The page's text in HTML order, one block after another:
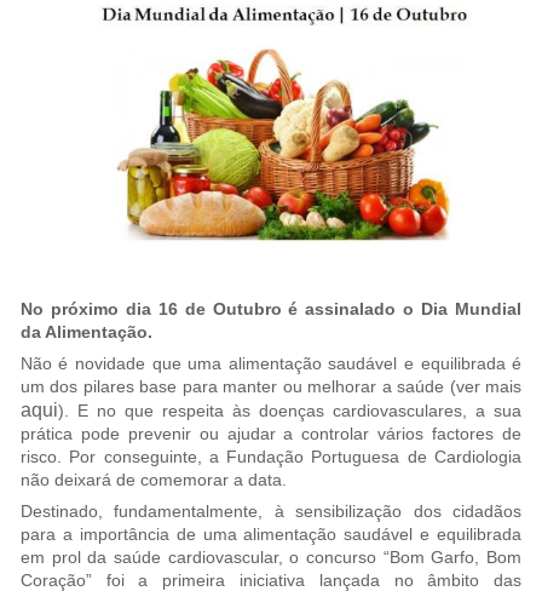
No próximo dia 16 de Outubro é assinalado o Dia Mundial
da Alimentação.
Não é novidade que uma alimentação saudável e equilibrada é
um dos pilares base para manter ou melhorar a saúde (ver mais
aqui). E no que respeita às doenças cardiovasculares, a sua
prática pode prevenir ou ajudar a controlar vários factores de
risco. Por conseguinte, a Fundação Portuguesa de Cardiologia
não deixará de comemorar a data.
Destinado, fundamentalmente, à sensibilização dos cidadãos
para a importância de uma alimentação saudável e equilibrada
em prol da saúde cardiovascular, o concurso “Bom Garfo, Bom
Coração” foi a primeira iniciativa lançada no âmbito das